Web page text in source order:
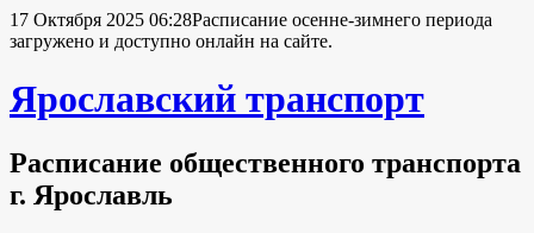
17 Октября 2025 06:28Расписание осенне-зимнего периода
загружено и доступно онлайн на сайте.
Ярославский транспорт
Расписание общественного транспорта
г. Ярославль